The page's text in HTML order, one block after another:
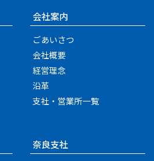
会社案内
ごあいさつ
会社概要
経営理念
沿革
支社・営業所一覧
奈良支社